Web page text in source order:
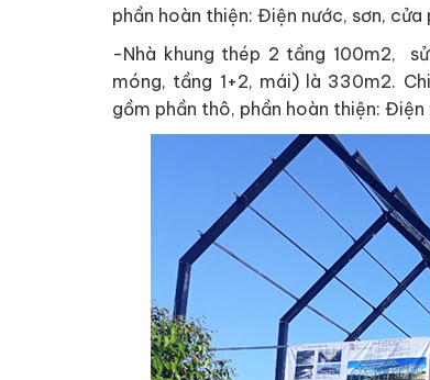
phần hoàn thiện: Điện nước, sơn,
-Nhà khung thép 2 tầng 100m2,
móng, tầng 1+2, mái) là 330m2.
gồm phần thô, phần hoàn thiện: